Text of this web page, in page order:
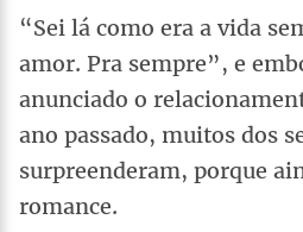
“Sei lá como era a vida
amor. Pra sempre”, e
anunciado o
ano passado, muitos dos
surpreenderam, porque
romance.